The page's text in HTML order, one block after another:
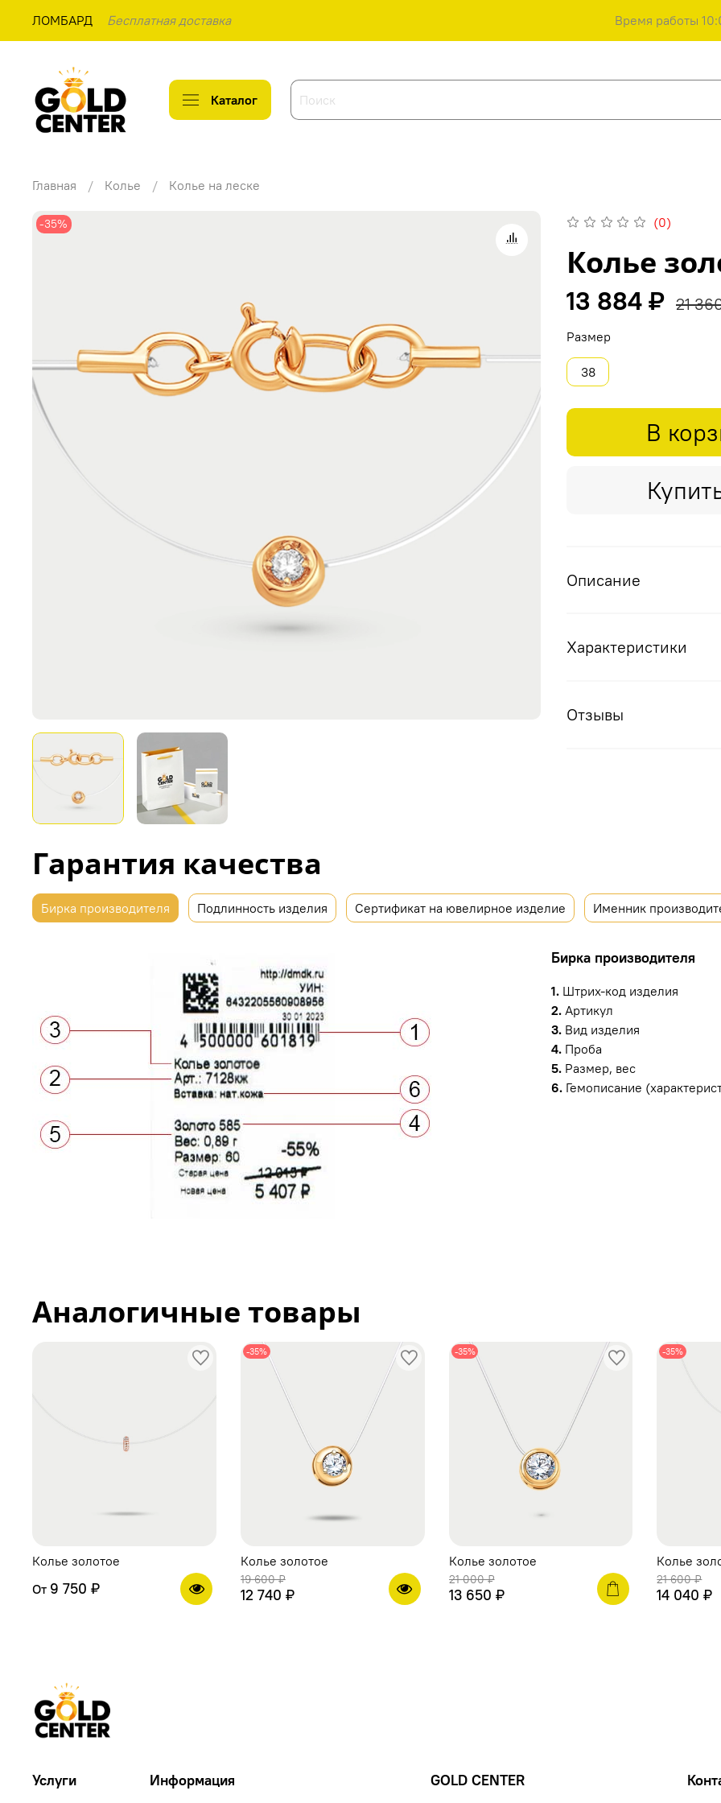
ЛОМБАРД Бесплатная доставка Время работы
Каталог
Главная Колье Колье на леске
-35% (0)
Колье
13 884 ₽ 21
В
Размер
38
Описание
Характеристики
Отзывы
Гарантия качества
Бирка производителя Подлинность изделия Сертификат на ювелирное изделие Именник
Бирка производителя
1.Штрих-код изделия
2.Артикул
3.Вид изделия
4.Проба
5.Размер, вес
6.Гемописание
Аналогичные товары
Колье золотое
От 9 750 ₽
-35%
Колье золотое
19 600 ₽
12 740 ₽
-35%
Колье золотое
21 000 ₽
13 650 ₽
-35%
Колье
21 600 ₽
14 040 ₽
Услуги Информация GOLD CENTER